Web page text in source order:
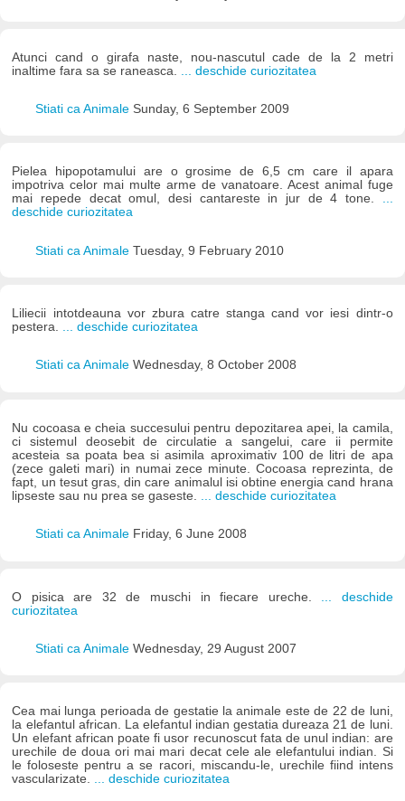
Atunci cand o girafa naste, nou-nascutul cade de la 2 metri
inaltime fara sa se raneasca.
... deschide curiozitatea
Stiati ca Animale Sunday, 6 September 2009
Pielea hipopotamului are o grosime de 6,5 cm care il apara
impotriva celor mai multe arme de vanatoare. Acest animal fuge
mai repede decat omul, desi cantareste in jur de 4 tone. ...
deschide curiozitatea
Stiati ca Animale Tuesday, 9 February 2010
Liliecii intotdeauna vor zbura catre stanga cand vor iesi dintr-o
pestera. ... deschide curiozitatea
Stiati ca Animale Wednesday, 8 October 2008
Nu cocoasa e cheia succesului pentru depozitarea apei, la camila,
ci sistemul deosebit de circulatie a sangelui, care ii permite
acesteia sa poata bea si asimila aproximativ 100 de litri de apa
(zece galeti mari) in numai zece minute. Cocoasa reprezinta, de
fapt, un tesut gras, din care animalul isi obtine energia cand hrana
lipseste sau nu prea se gaseste.
... deschide curiozitatea
Stiati ca Animale Friday, 6 June 2008
O pisica are 32 de muschi in fiecare ureche.
... deschide
curiozitatea
Stiati ca Animale Wednesday, 29 August 2007
Cea mai lunga perioada de gestatie la animale este de 22 de luni,
la elefantul african. La elefantul indian gestatia dureaza 21 de luni.
Un elefant african poate fi usor recunoscut fata de unul indian: are
urechile de doua ori mai mari decat cele ale elefantului indian. Si
le foloseste pentru a se racori, miscandu-le, urechile fiind intens
vascularizate. ... deschide curiozitatea